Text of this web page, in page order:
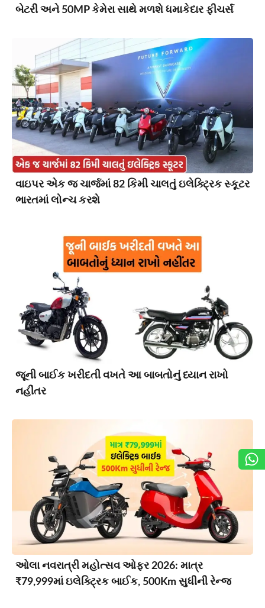
બેટરી અને 50MP કેમેરા સાથે મળશે ધમાકેદાર ફીચર્સ
વાઇપર એક જ ચાર્જમાં 82 કિમી ચાલતું ઇલેક્ટ્રિક સ્કૂટર
ભારતમાં લોન્ચ કરશે
જૂની બાઈક ખરીદતી વખતે આ બાબતોનું ધ્યાન રાખો
નહીંતર
ઓલા નવરાત્રી મહોત્સવ ઓફર 2026: માત્ર
₹79,999માં ઇલેક્ટ્રિક બાઈક, 500Km સુધીની રેન્જ